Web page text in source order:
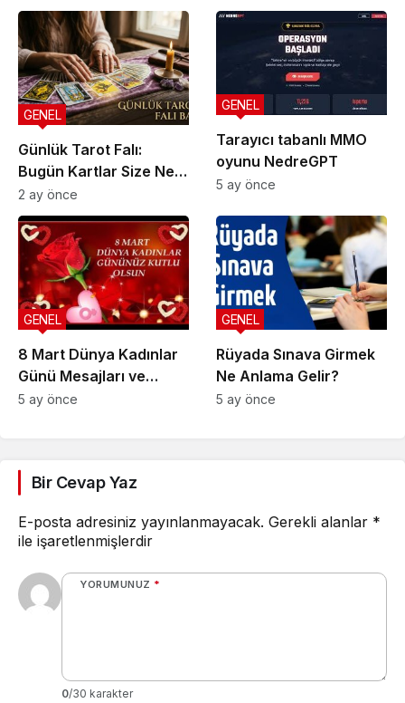
Camel ve Tüm Sigara
Markalarının Zamlı Fiyat
Listesi
Günlük Tarot Falı:
Bugün Kartlar Size Ne
Söylüyor?
GENEL
2 ay önce
Tarayıcı tabanlı MMO
oyunu NedreGPT
GENEL
5 ay önce
8 Mart Dünya Kadınlar
Günü Mesajları ve
Sözleri
GENEL
5 ay önce
Rüyada Sınava Girmek
Ne Anlama Gelir?
GENEL
5 ay önce
Bir Cevap Yaz
E-posta adresiniz yayınlanmayacak. Gerekli alanlar *
ile işaretlenmişlerdir
YORUMUNUZ *
0/30 karakter